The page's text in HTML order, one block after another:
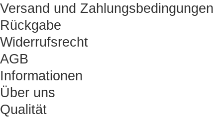
Versand und Zahlungsbedingungen
Rückgabe
Widerrufsrecht
AGB
Informationen
Über uns
Qualität